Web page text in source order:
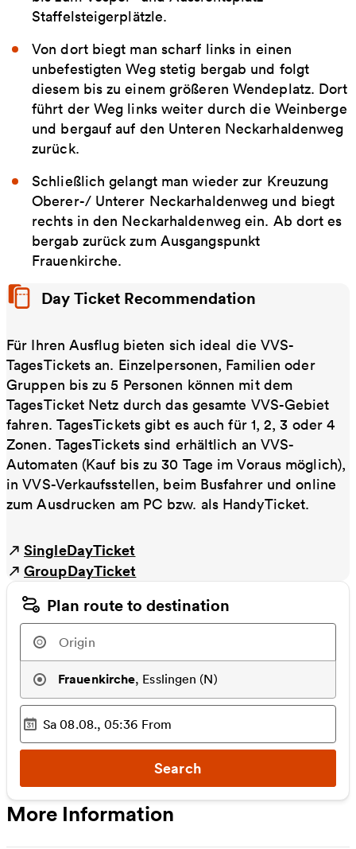
Staffelsteigerplätzle.
Von dort biegt man scharf links in einen
unbefestigten Weg stetig bergab und folgt
diesem bis zu einem größeren Wendeplatz. Dort
führt der Weg links weiter durch die Weinberge
und bergauf auf den Unteren Neckarhaldenweg
zurück.
Schließlich gelangt man wieder zur Kreuzung
Oberer-/ Unterer Neckarhaldenweg und biegt
rechts in den Neckarhaldenweg ein. Ab dort es
bergab zurück zum Ausgangspunkt
Frauenkirche.
Day Ticket Recommendation
Für Ihren Ausflug bieten sich ideal die VVS-
TagesTickets an. Einzelpersonen, Familien oder
Gruppen bis zu 5 Personen können mit dem
TagesTicket Netz durch das gesamte VVS-Gebiet
fahren. TagesTickets gibt es auch für 1, 2, 3 oder 4
Zonen. TagesTickets sind erhältlich an VVS-
Automaten (Kauf bis zu 30 Tage im Voraus möglich),
in VVS-Verkaufsstellen, beim Busfahrer und online
zum Ausdrucken am PC bzw. als HandyTicket.
SingleDayTicket
GroupDayTicket
Plan route to destination
Frauenkirche, Esslingen (N)
Selected time :
Sa 08.08., 05:36 From
Search
More Information